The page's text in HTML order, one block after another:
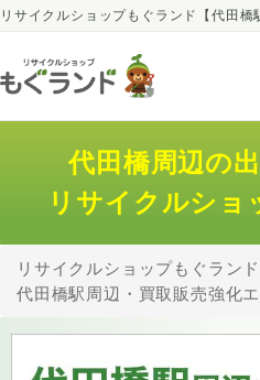
リサイクルショップもぐランド【代田橋
代田橋周辺の
リサイクルショ
リサイクルショップもぐラン
代田橋駅周辺・買取販売強化